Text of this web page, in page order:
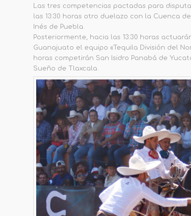
Las tres competencias pactadas para
las 13:30 horas otro duelazo con la Cuenca
Inés de Puebla.
Posteriormente, hacia las 13:30 horas
Guanajuato el equipo «Tequila División del
horas competirán San Isidro Panabá de
Sueño de Tlaxcala.